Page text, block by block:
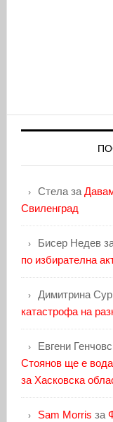
Стелаза
Свиленград
Бисер Недев
по избирателна
Димитрина
катастрофа на
Евгени
Стоянов ще е
за Хасковска
Sam Morris за